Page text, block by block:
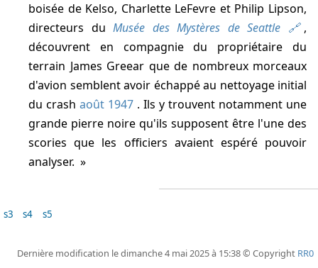
boisée de Kelso, Charlette LeFevre et Philip Lipson,
directeurs du Musée des Mystères de Seattle
,
découvrent en compagnie du propriétaire du
terrain James Greear que de nombreux morceaux
d'avion semblent avoir échappé au nettoyage initial
du crash août 1947 . Ils y trouvent notamment une
grande pierre noire qu'ils supposent être l'une des
scories que les officiers avaient espéré pouvoir
analyser.
s3 s4 s5
Dernière modification le dimanche 4 mai 2025 à 15:38 © Copyright RR0